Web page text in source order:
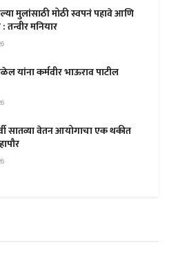
मुलांसाठी मोठी स्वपनं पहावे आणि
तन्वीर मनियार
यांना कर्मवीर भाऊराव पाटील
सातव्या वेतन आयोगाचा एक थकीत